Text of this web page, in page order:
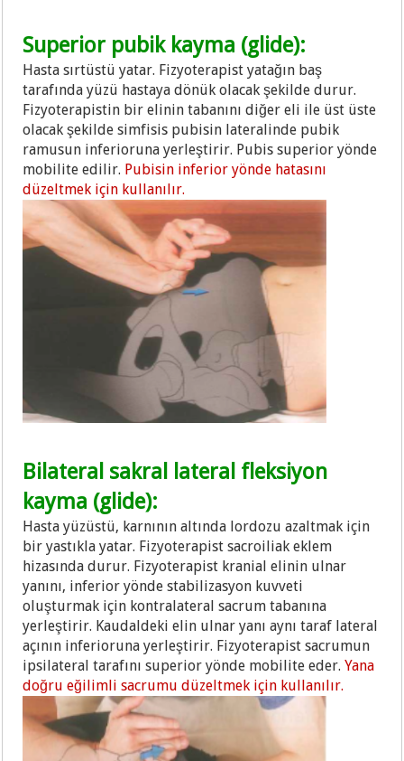
Superior pubik kayma (glide):
Hasta sırtüstü yatar. Fizyoterapist yatağın baş
tarafında yüzü hastaya dönük olacak şekilde durur.
Fizyoterapistin bir elinin tabanını diğer eli ile üst üste
olacak şekilde simfisis pubisin lateralinde pubik
ramusun inferioruna yerleştirir. Pubis superior yönde
mobilite edilir. Pubisin inferior yönde hatasını
düzeltmek için kullanılır.
Bilateral sakral lateral fleksiyon
kayma (glide):
Hasta yüzüstü, karnının altında lordozu azaltmak için
bir yastıkla yatar. Fizyoterapist sacroiliak eklem
hizasında durur. Fizyoterapist kranial elinin ulnar
yanını, inferior yönde stabilizasyon kuvveti
oluşturmak için kontralateral sacrum tabanına
yerleştirir. Kaudaldeki elin ulnar yanı aynı taraf lateral
açının inferioruna yerleştirir. Fizyoterapist sacrumun
ipsilateral tarafını superior yönde mobilite eder. Yana
doğru eğilimli sacrumu düzeltmek için kullanılır.